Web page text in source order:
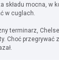
składu mocna, w
w cuglach.
terminarz,
Choć przegrywać